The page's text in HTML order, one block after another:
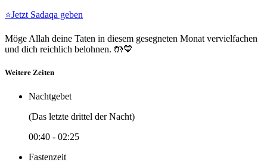
⭐Jetzt Sadaqa geben
Möge Allah deine Taten in diesem gesegneten Monat vervielfachen
und dich reichlich belohnen. 🤲💙
Weitere Zeiten
Nachtgebet
(Das letzte drittel der Nacht)
00:40 - 02:25
Fastenzeit